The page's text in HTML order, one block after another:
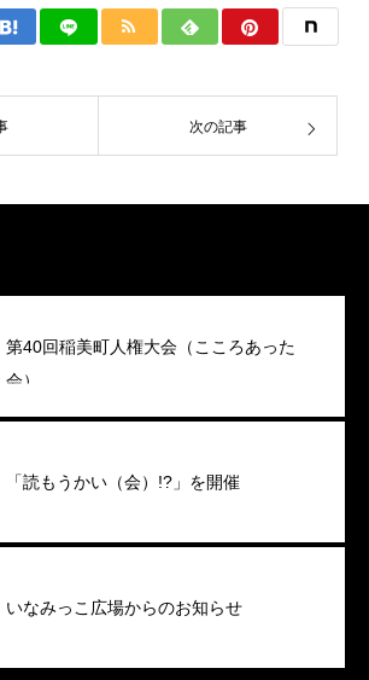
次の記事
第40回稲美町人権大会（こころあった
会）
「読もうかい（会）!?」を開催
いなみっこ広場からのお知らせ